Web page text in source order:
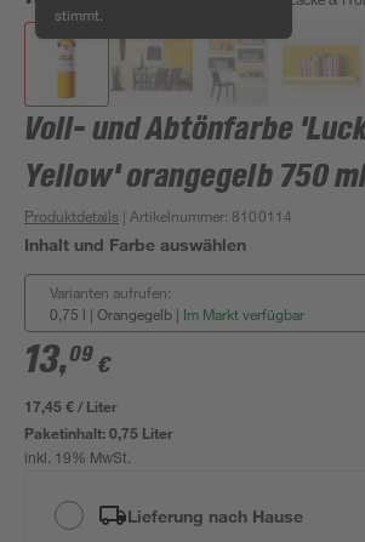
stimmt.
Voll- und Abtönfarbe
Yellow' orangegelb 750
Produktdetails | Artikelnummer: 8100114
Inhalt und Farbe auswählen
Varianten aufrufen:
0,75 l | Orangegelb | Im Markt verfügbar
13,09 €
17,45 € / Liter
Paketinhalt:0,75 Liter
inkl. 19% MwSt.
Lieferung nach Hause